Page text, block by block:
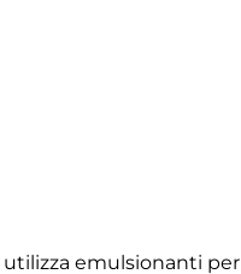
utilizza emulsionanti per